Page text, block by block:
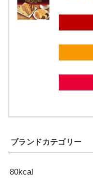
ブランドカテゴリー
80kcal